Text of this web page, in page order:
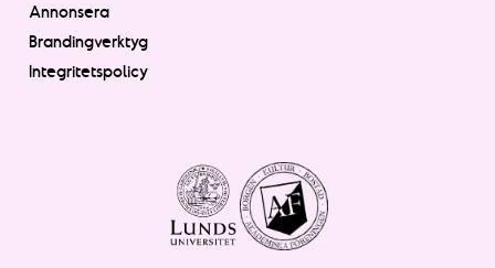
Annonsera
Brandingverktyg
Integritetspolicy